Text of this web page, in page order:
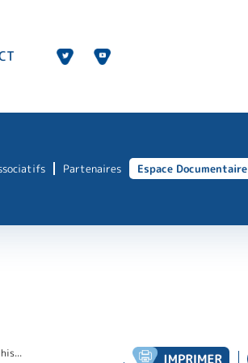
Partenaires Espace Documentaire